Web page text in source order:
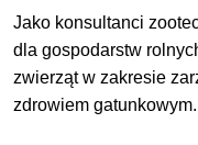
Jako konsultanci
dla gospodarstw
zwierząt w zakresie
zdrowiem gatunkowym.